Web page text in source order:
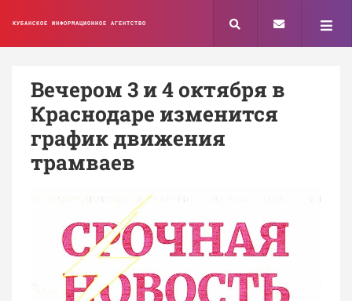
КУБАНСКОЕ ИНФОРМАЦИОННОЕ АГЕНТСТВО
Вечером 3 и 4 октября в
Краснодаре изменится
график движения
трамваев